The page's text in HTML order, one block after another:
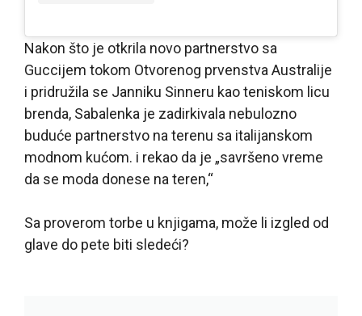
Nakon što je otkrila novo partnerstvo sa
Guccijem tokom Otvorenog prvenstva Australije
i pridružila se Janniku Sinneru kao teniskom licu
brenda, Sabalenka je zadirkivala nebulozno
buduće partnerstvo na terenu sa italijanskom
modnom kućom. i rekao da je „savršeno vreme
da se moda donese na teren,“
Sa proverom torbe u knjigama, može li izgled od
glave do pete biti sledeći?